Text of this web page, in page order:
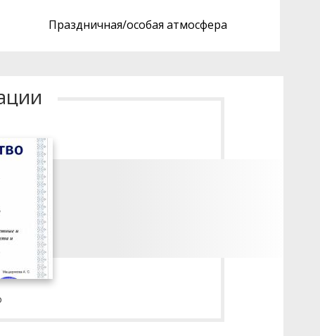
Праздничная/особая атмосфера